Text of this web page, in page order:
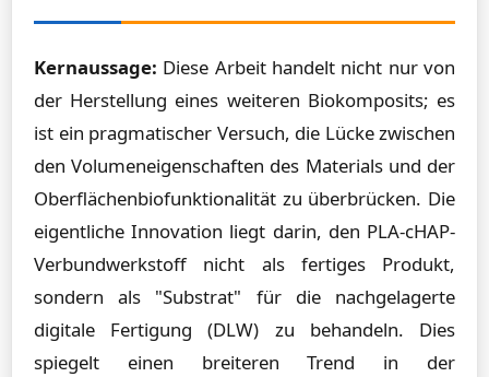
Kernaussage: Diese Arbeit handelt nicht nur von
der Herstellung eines weiteren Biokomposits; es
ist ein pragmatischer Versuch, die Lücke zwischen
den Volumeneigenschaften des Materials und der
Oberflächenbiofunktionalität zu überbrücken. Die
eigentliche Innovation liegt darin, den PLA-cHAP-
Verbundwerkstoff nicht als fertiges Produkt,
sondern als "Substrat" für die nachgelagerte
digitale Fertigung (DLW) zu behandeln. Dies
spiegelt einen breiteren Trend in der